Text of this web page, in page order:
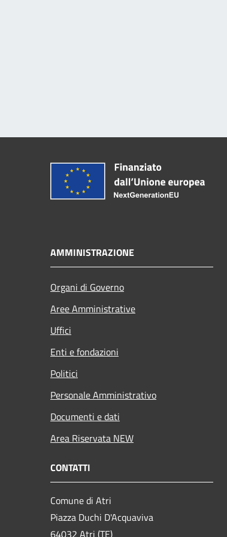
AMMINISTRAZIONE
Organi di Governo
Aree Amministrative
Uffici
Enti e fondazioni
Politici
Personale Amministrativo
Documenti e dati
Area Riservata NEW
CONTATTI
Comune di Atri
Piazza Duchi D'Acquaviva
64032 Atri (TE)